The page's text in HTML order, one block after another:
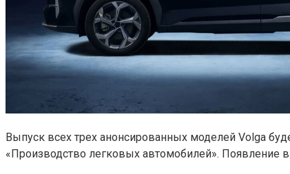
Выпуск всех трех анонсированных моделей Volga
«Производство легковых автомобилей». Появление